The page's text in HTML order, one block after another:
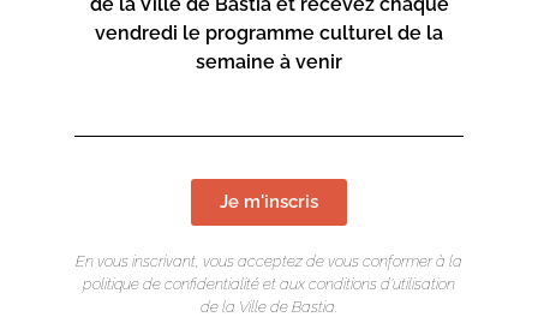
vendredi le programme culturel de la
semaine à venir
Je m'inscris
En vous inscrivant, vous acceptez de vous conformer à la
politique de confidentialité et aux conditions d’utilisation
de la Ville de Bastia.